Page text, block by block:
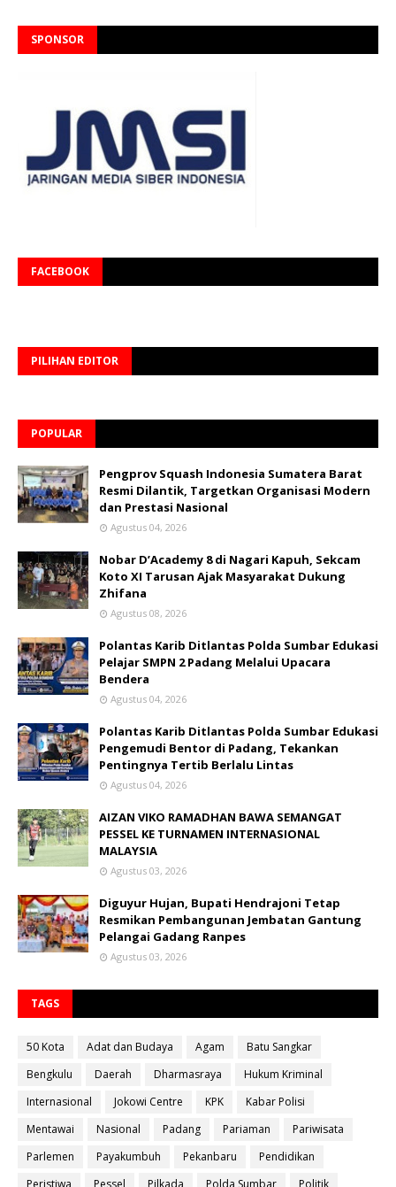
SPONSOR
FACEBOOK
PILIHAN EDITOR
POPULAR
Pengprov Squash Indonesia Sumatera Barat
Resmi Dilantik, Targetkan Organisasi Modern
dan Prestasi Nasional
Agustus 04, 2026
Nobar D’Academy 8 di Nagari Kapuh, Sekcam
Koto XI Tarusan Ajak Masyarakat Dukung
Zhifana
Agustus 08, 2026
Polantas Karib Ditlantas Polda Sumbar Edukasi
Pelajar SMPN 2 Padang Melalui Upacara
Bendera
Agustus 04, 2026
Polantas Karib Ditlantas Polda Sumbar Edukasi
Pengemudi Bentor di Padang, Tekankan
Pentingnya Tertib Berlalu Lintas
Agustus 04, 2026
AIZAN VIKO RAMADHAN BAWA SEMANGAT
PESSEL KE TURNAMEN INTERNASIONAL
MALAYSIA
Agustus 03, 2026
Diguyur Hujan, Bupati Hendrajoni Tetap
Resmikan Pembangunan Jembatan Gantung
Pelangai Gadang Ranpes
Agustus 03, 2026
TAGS
50 Kota Adat dan Budaya Agam
Batu Sangkar
Bengkulu
Daerah Dharmasraya
Hukum Kriminal
Internasional
Jokowi Centre KPK
Kabar Polisi
Mentawai
Nasional Padang Pariaman
Pariwisata
Parlemen
Payakumbuh Pekanbaru
Pendidikan
Peristiwa
Pessel Pilkada Polda Sumbar Politik